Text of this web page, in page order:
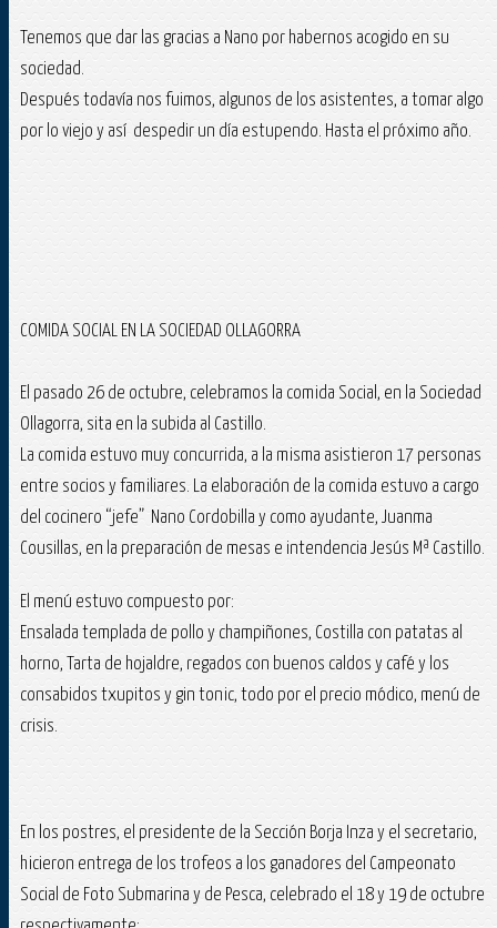
Tenemos que dar las gracias a Nano por habernos acogido en su
sociedad.
Después todavía nos fuimos, algunos de los asistentes, a tomar algo
por lo viejo y así despedir un día estupendo. Hasta el próximo año.
COMIDA SOCIAL EN LA SOCIEDAD OLLAGORRA
El pasado 26 de octubre, celebramos la comida Social, en la Sociedad
Ollagorra, sita en la subida al Castillo.
La comida estuvo muy concurrida, a la misma asistieron 17 personas
entre socios y familiares. La elaboración de la comida estuvo a cargo
del cocinero “jefe” Nano Cordobilla y como ayudante, Juanma
Cousillas, en la preparación de mesas e intendencia Jesús Mª Castillo.
El menú estuvo compuesto por:
Ensalada templada de pollo y champiñones, Costilla con patatas al
horno, Tarta de hojaldre, regados con buenos caldos y café y los
consabidos txupitos y gin tonic, todo por el precio módico, menú de
crisis.
En los postres, el presidente de la Sección Borja Inza y el secretario,
hicieron entrega de los trofeos a los ganadores del Campeonato
Social de Foto Submarina y de Pesca, celebrado el 18 y 19 de octubre